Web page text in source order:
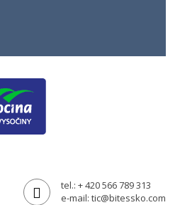
tel.: + 420 566 789 313
e-mail: tic@bitessko.com